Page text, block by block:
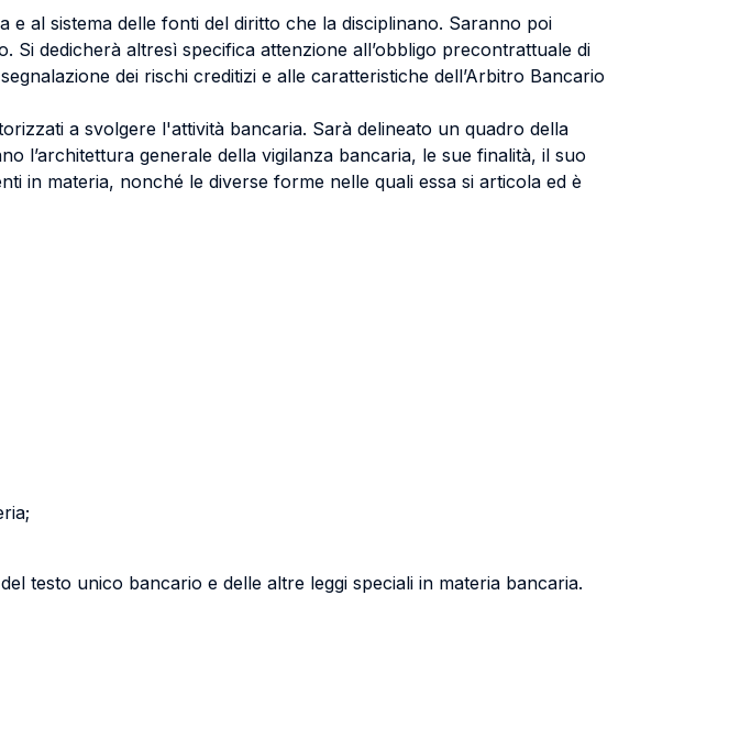
al sistema delle fonti del diritto che la disciplinano. Saranno poi
Si dedicherà altresì specifica attenzione all’obbligo precontrattuale di
dei rischi creditizi e alle caratteristiche dell’Arbitro Bancario
a svolgere l'attività bancaria. Sarà delineato un quadro della
l’architettura generale della vigilanza bancaria, le sue finalità, il suo
in materia, nonché le diverse forme nelle quali essa si articola ed è
testo unico bancario e delle altre leggi speciali in materia bancaria.